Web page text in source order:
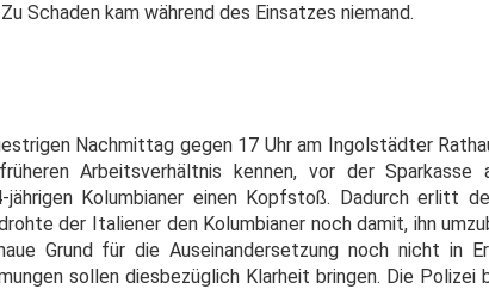
Schaden kam während des Einsatzes niemand.
Nachmittag gegen 17 Uhr am Ingolstädter
Arbeitsverhältnis kennen, vor der Sparkasse
Kolumbianer einen Kopfstoß. Dadurch erlitt
der Italiener den Kolumbianer noch damit, ihn
Grund für die Auseinandersetzung noch nicht in
sollen diesbezüglich Klarheit bringen. Die